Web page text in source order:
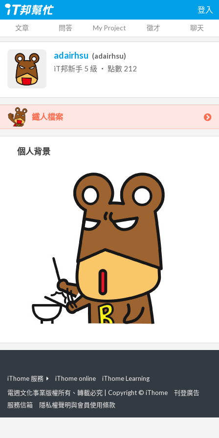
登入
文章 問答 My Project 徵才 聊天
adairhsu (adairhsu)
iT邦新手 5 級 ‧ 點數 212
鐵人檔案
個人背景
iThome 服務 iThome online
iThome Learning
電週文化事業版權所有、轉載必究 | Copyright © iThome
刊登廣告
服務信箱
隱私權聲明與會員使用條款